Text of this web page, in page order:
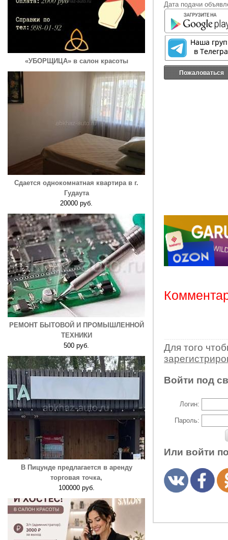
«УБОРЩИЦА» в салон красоты
Сдается однокомнатная квартира в г.
Гудаута
20000 руб.
РЕМОНТ БЫТОВОЙ И ПРОМЫШЛЕННОЙ
ТЕХНИКИ
500 руб.
В Пицунде предлагается в аренду
торговая точка,
100000 руб.
Дата подачи
Пожаловаться
Для того
Войти под
Логин:
Пароль:
Или войти